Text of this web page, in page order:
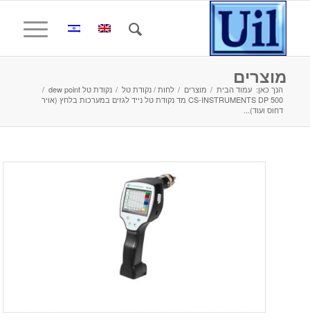
מוצרים
הנך כאן: עמוד הבית / מוצרים / לחות / נקודת טל / נקודת טל dew point
/
CS-INSTRUMENTS DP 500 מד נקודת טל נייד לגזים במערכות בלחץ (אויר
דחוס ועוד)...